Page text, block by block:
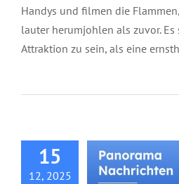
Handys und filmen die
lauter herumjohlen als zuvor.
Attraktion zu sein, als eine
15
12, 2025